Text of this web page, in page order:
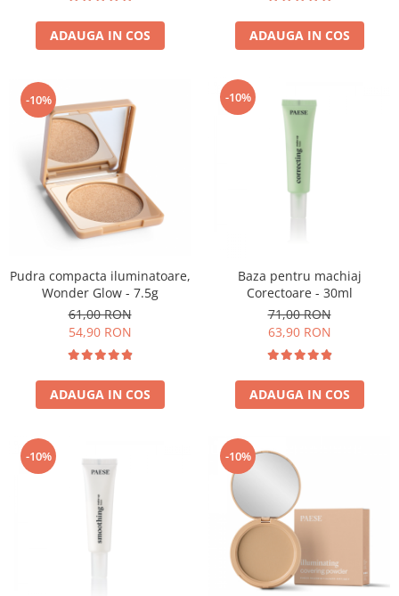
ADAUGA IN COS ADAUGA IN COS
-10%
Pudra compacta iluminatoare,
Wonder Glow - 7.5g
61,00 RON
54,90 RON
ADAUGA IN COS
-10%
Baza pentru machiaj
Corectoare - 30ml
71,00 RON
63,90 RON
ADAUGA IN COS
-10% -10%